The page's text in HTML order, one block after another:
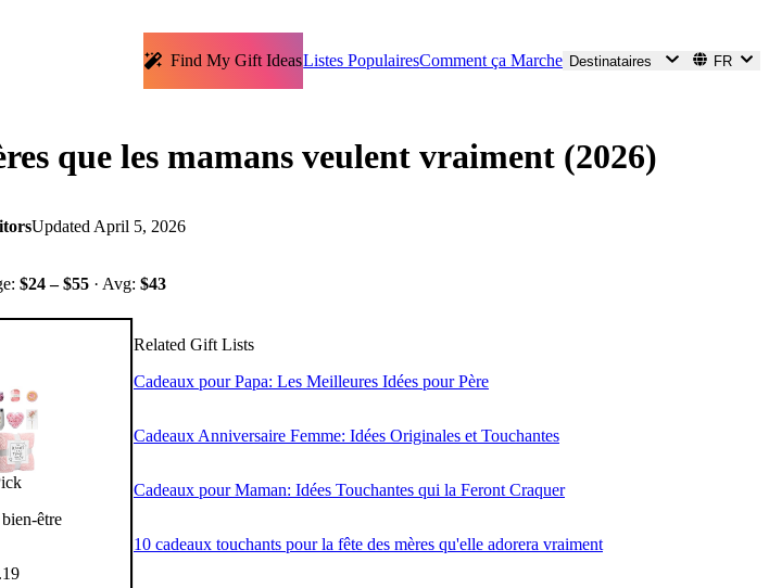
Find My Gift IdeasListes PopulairesComment ça Marche Destinataires FR
que les mamans veulent vraiment (2026)
Updated April 5, 2026
$24– $55 · Avg: $43
être
Related Gift Lists
Cadeaux pour Papa: Les Meilleures Idées pour Père
Cadeaux Anniversaire Femme: Idées Originales et Touchantes
Cadeaux pour Maman: Idées Touchantes qui la Feront Craquer
10 cadeaux touchants pour la fête des mères qu'elle adorera vraiment